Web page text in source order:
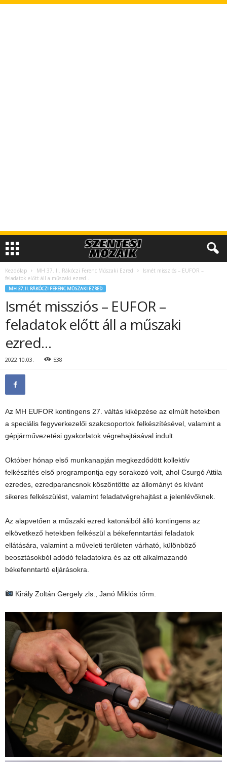
Kezdőlap MH 37. II. Rákóczi Ferenc Műszaki Ezred
Ismét missziós – EUFOR –
feladatok előtt áll a műszaki ezred…
MH 37. II. RÁKÓCZI FERENC MŰSZAKI EZRED
Ismét missziós – EUFOR –
feladatok előtt áll a műszaki
ezred…
2022.10.03. 538
Az MH EUFOR kontingens 27. váltás kiképzése az elmúlt hetekben
a speciális fegyverkezelői szakcsoportok felkészítésével, valamint a
gépjárművezetési gyakorlatok végrehajtásával indult.
Október hónap első munkanapján megkezdődött kollektív
felkészítés első programpontja egy sorakozó volt, ahol Csurgó Attila
ezredes, ezredparancsnok köszöntötte az állományt és kívánt
sikeres felkészülést, valamint feladatvégrehajtást a jelenlévőknek.
Az alapvetően a műszaki ezred katonáiból álló kontingens az
elkövetkező hetekben felkészül a békefenntartási feladatok
ellátására, valamint a műveleti területen várható, különböző
beosztásokból adódó feladatokra és az ott alkalmazandó
békefenntartó eljárásokra.
Király Zoltán Gergely zls., Janó Miklós tőrm.